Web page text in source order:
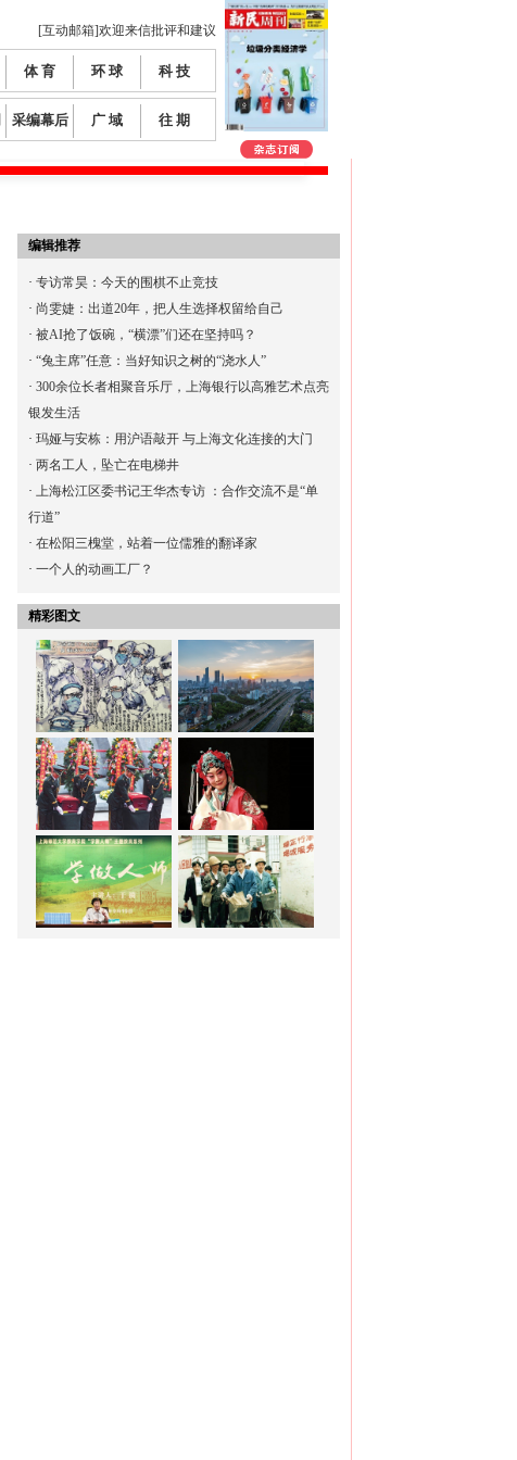
[互动邮箱]欢迎来信批评和建议
体 育 环 球 科 技
采编幕后 广 域 往 期
编辑推荐
· 专访常昊：今天的围棋不止竞技
· 尚雯婕：出道20年，把人生选择权留给自己
· 被AI抢了饭碗，“横漂”们还在坚持吗？
· “兔主席”任意：当好知识之树的“浇水人”
· 300余位长者相聚音乐厅，上海银行以高雅艺术点亮
银发生活
· 玛娅与安栋：用沪语敲开 与上海文化连接的大门
· 两名工人，坠亡在电梯井
· 上海松江区委书记王华杰专访 ：合作交流不是“单
行道”
· 在松阳三槐堂，站着一位儒雅的翻译家
· 一个人的动画工厂？
精彩图文